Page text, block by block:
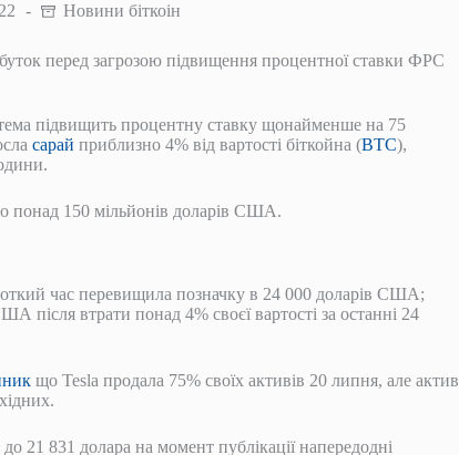
Новини біткоін
перед загрозою підвищення процентної ставки ФРС
підвищить процентну ставку щонайменше на 75
сарай приблизно 4% від вартості біткойна (BTC),
понад 150 мільйонів доларів США.
час перевищила позначку в 24 000 доларів США;
втрати понад 4% своєї вартості за останні 24
що Tesla продала 75% своїх активів 20 липня, але актив
21 831 долара на момент публікації напередодні